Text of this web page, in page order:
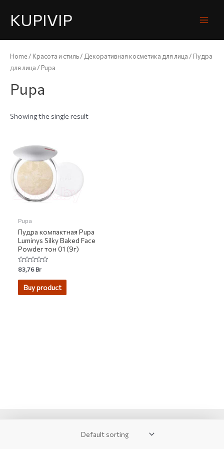
KUPIVIP
Home / Красота и стиль/ Декоративная косметика для лица / Пудра
для лица / Pupa
Pupa
Showing the single result
Pupa
Пудра компактная Pupa
Luminys Silky Baked Face
Powder тон 01 (9г)
Rated
0
out
83,76Br
Buy product